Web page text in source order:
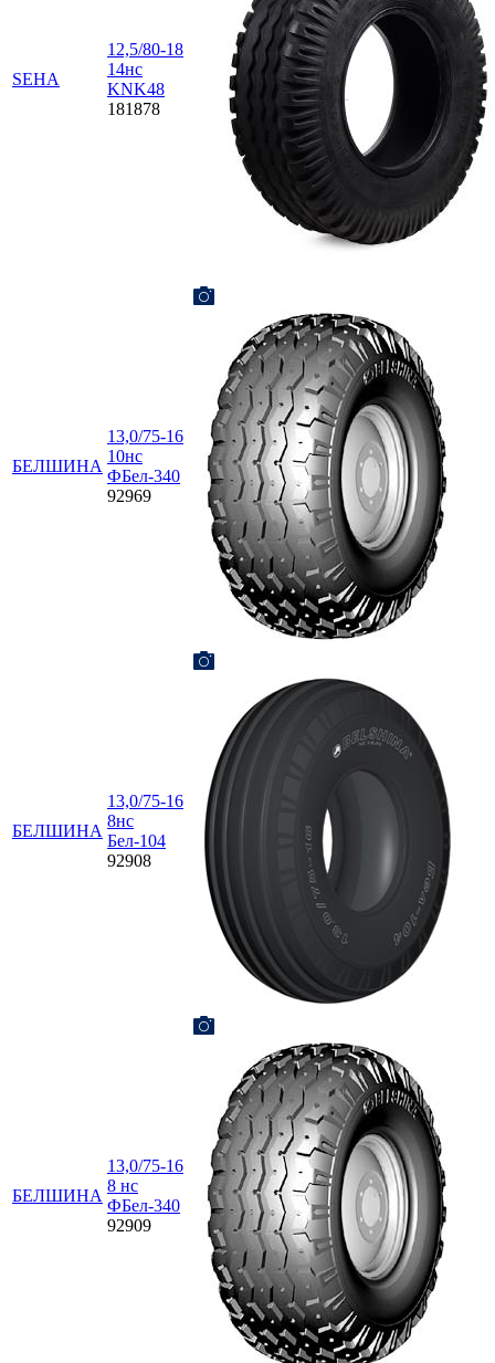
SEHA
12,5/80-18
14нс
KNK48
181878
БЕЛШИНА
13,0/75-16
10нс
ФБел-340
92969
БЕЛШИНА
13,0/75-16
8нс
Бел-104
92908
БЕЛШИНА
13,0/75-16
8 нс
ФБел-340
92909